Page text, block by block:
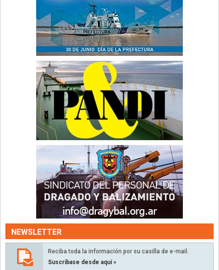
NEWSLETTER
Reciba toda la información por su casilla de e-mail.
Suscríbase desde aquí »